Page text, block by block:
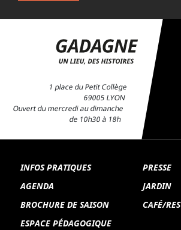
1 place du Petit Collège
69005 LYON
Ouvert du mercredi au dimanche
de 10h30 à 18h
INFOS PRATIQUES
AGENDA
BROCHURE DE SAISON
ESPACE PÉDAGOGIQUE
PRESSE
JARDIN
CAFÉ/